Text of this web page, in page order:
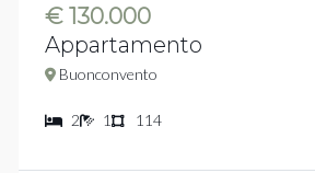
€ 130.000
Appartamento
Buonconvento
2 1 114